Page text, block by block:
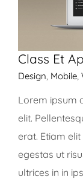
Class Et
Design, Mobile,
Lorem ipsum
elit.
erat. Etiam
egestas ut
ultrices in in